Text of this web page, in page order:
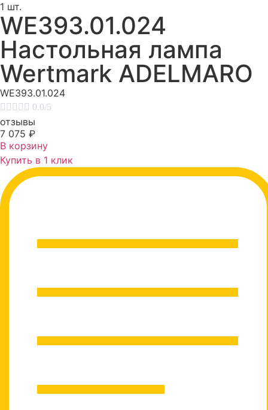
1 шт.
WE393.01.024
Настольная лампа
Wertmark ADELMARO
WE393.01.024
     0.0/5
отзывы
7 075 ₽
В корзину
Купить в 1 клик